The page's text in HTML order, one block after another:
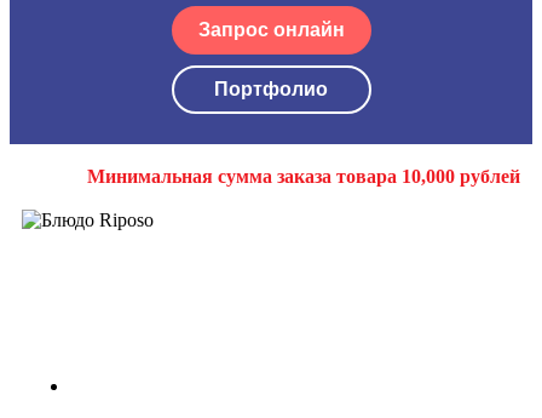
Запрос онлайн
Портфолио
Минимальная сумма заказа товара 10,000 рублей